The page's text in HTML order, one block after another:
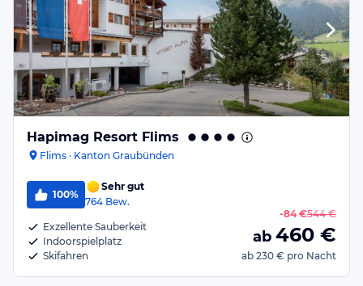
Hapimag Resort Flims
Flims · Kanton Graubünden
100%
Sehr gut
764 Bew.
Exzellente Sauberkeit
Indoorspielplatz
Skifahren
-84 €544 €
ab 460 €
ab 230 € pro Nacht